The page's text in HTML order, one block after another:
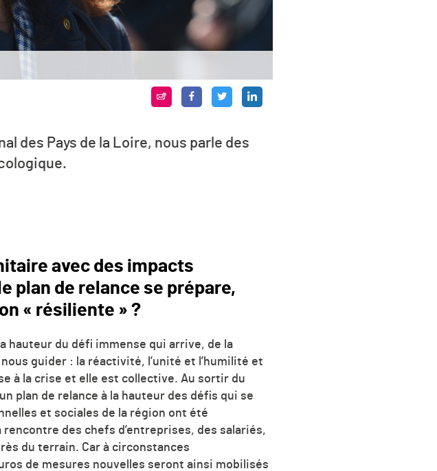
des Pays de la Loire, nous parle des
avec des impacts
plan de relance se prépare,
« résiliente » ?
hauteur du défi immense qui arrive, de la
guider : la réactivité, l’unité et l’humilité et
à la crise et elle est collective. Au sortir du
plan de relance à la hauteur des défis qui se
et sociales de la région ont été
des chefs d’entreprises, des salariés,
du terrain. Car à circonstances
de mesures nouvelles seront ainsi mobilisés